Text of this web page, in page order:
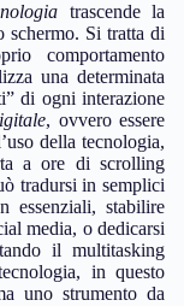
trascende la
schermo. Si tratta di
comportamento
una determinata
di ogni interazione
, ovvero essere
della tecnologia,
a ore di scrolling
tradursi in semplici
essenziali, stabilire
media, o dedicarsi
il multitasking
in questo
uno strumento da